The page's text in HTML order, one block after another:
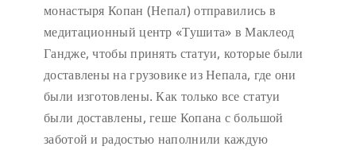
монастыря Копан (Непал) отправились в
медитационный центр «Тушита» в Маклеод
Гандже, чтобы принять статуи, которые были
доставлены на грузовике из Непала, где они
были изготовлены. Как только все статуи
были доставлены, геше Копана с большой
заботой и радостью наполнили каждую